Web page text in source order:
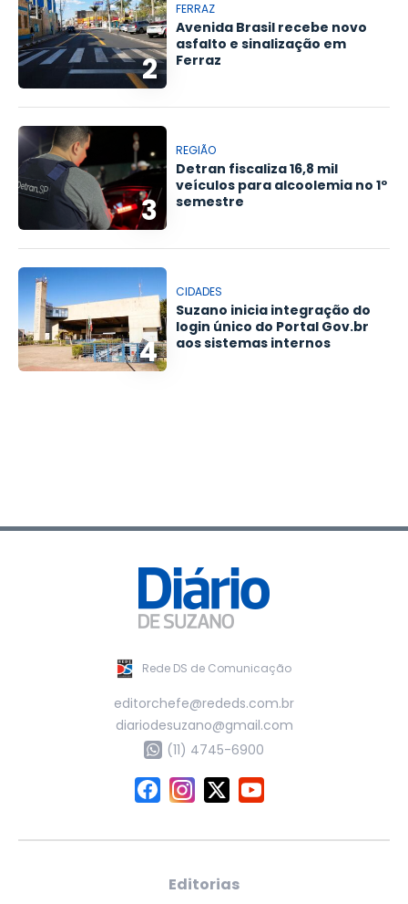
2
FERRAZ
Avenida Brasil recebe novo
asfalto e sinalização em
Ferraz
3
REGIÃO
Detran fiscaliza 16,8 mil
veículos para alcoolemia no 1º
semestre
4
CIDADES
Suzano inicia integração do
login único do Portal Gov.br
aos sistemas internos
Rede DS de Comunicação
editorchefe@rededs.com.br
diariodesuzano@gmail.com
(11) 4745-6900
Editorias